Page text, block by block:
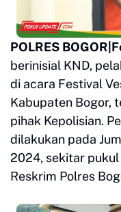
POLRES
berinisial KND,
di acara Festival
Kabupaten Bogor,
pihak Kepolisian.
dilakukan pada
2024, sekitar
Reskrim Polres